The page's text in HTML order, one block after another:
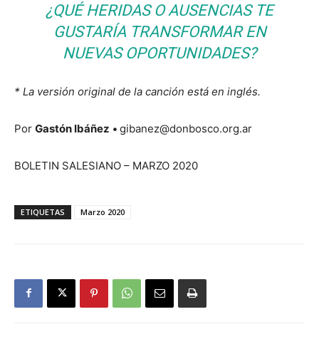
¿QUÉ HERIDAS O AUSENCIAS TE
GUSTARÍA TRANSFORMAR EN
NUEVAS OPORTUNIDADES?
* La versión original de la canción está en inglés.
Por Gastón Ibáñez • gibanez@donbosco.org.ar
BOLETIN SALESIANO – MARZO 2020
ETIQUETAS Marzo 2020